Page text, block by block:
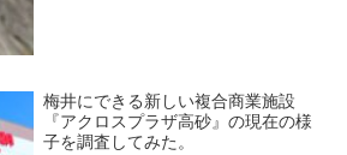
梅井にできる新しい複合商業施設
『アクロスプラザ高砂』の現在の様
子を調査してみた。